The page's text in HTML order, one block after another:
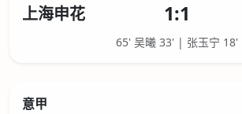
上海申花 1:1
65' 吴曦 33' | 张玉宁 18'
意甲